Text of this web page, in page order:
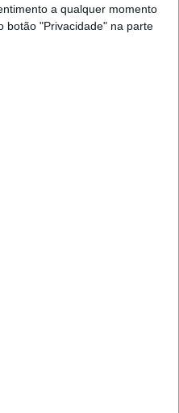
a qualquer momento
botão "Privacidade" na parte
Próximo artigo